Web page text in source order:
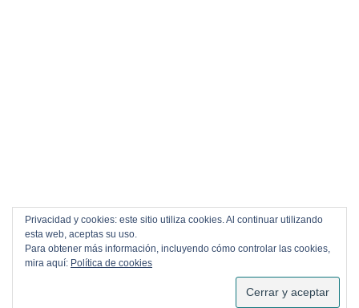
SUSCRIBIRSE
Privacidad y cookies: este sitio utiliza cookies. Al continuar utilizando
esta web, aceptas su uso.
Para obtener más información, incluyendo cómo controlar las cookies,
mira aquí: Política de cookies